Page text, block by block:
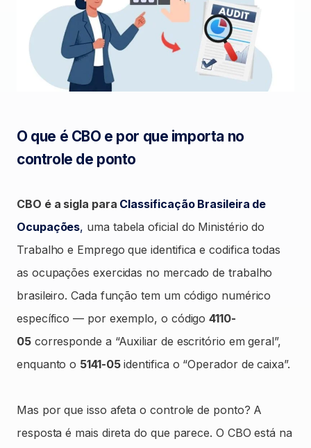
O que é CBO e por que importa no
controle de ponto
CBO é a sigla para Classificação Brasileira de
Ocupações, uma tabela oficial do Ministério do
Trabalho e Emprego que identifica e codifica todas
as ocupações exercidas no mercado de trabalho
brasileiro. Cada função tem um código numérico
específico — por exemplo, o código4110-
05corresponde a “Auxiliar de escritório em geral”,
enquanto o 5141-05identifica o “Operador de caixa”.
Mas por que isso afeta o controle de ponto? A
resposta é mais direta do que parece. O CBO está na